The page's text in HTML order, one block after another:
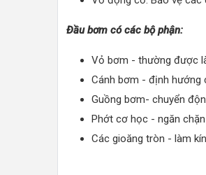
Đầu bơm có các bộ phận:
Vỏ bơm - thường được
Cánh bơm - định hướng
Guồng bơm- chuyển
Phớt cơ học - ngăn
Các gioăng tròn - làm